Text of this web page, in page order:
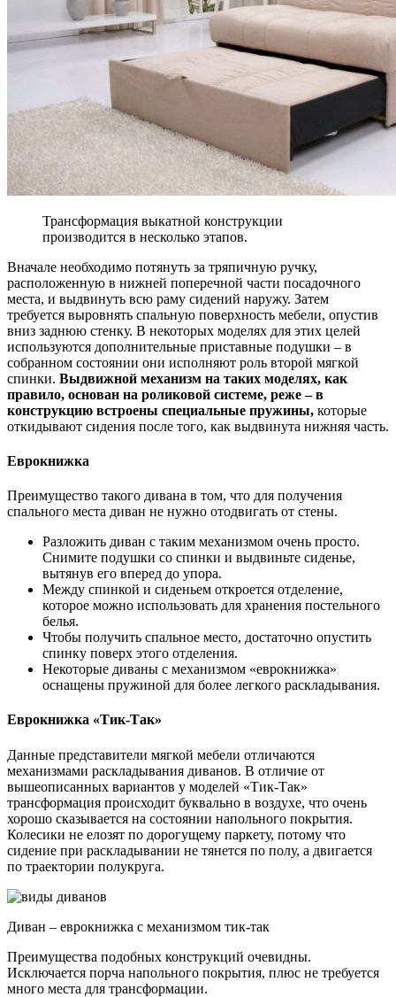
Трансформация выкатной конструкции
производится в несколько этапов.
Вначале необходимо потянуть за тряпичную ручку,
расположенную в нижней поперечной части посадочного
места, и выдвинуть всю раму сидений наружу. Затем
требуется выровнять спальную поверхность мебели, опустив
вниз заднюю стенку. В некоторых моделях для этих целей
используются дополнительные приставные подушки – в
собранном состоянии они исполняют роль второй мягкой
спинки. Выдвижной механизм на таких моделях, как
правило, основан на роликовой системе, реже – в
конструкцию встроены специальные пружины, которые
откидывают сидения после того, как выдвинута нижняя часть.
Еврокнижка
Преимущество такого дивана в том, что для получения
спального места диван не нужно отодвигать от стены.
Разложить диван с таким механизмом очень просто.
Снимите подушки со спинки и выдвиньте сиденье,
вытянув его вперед до упора.
Между спинкой и сиденьем откроется отделение,
которое можно использовать для хранения постельного
белья.
Чтобы получить спальное место, достаточно опустить
спинку поверх этого отделения.
Некоторые диваны с механизмом «еврокнижка»
оснащены пружиной для более легкого раскладывания.
Еврокнижка «Тик-Так»
Данные представители мягкой мебели отличаются
механизмами раскладывания диванов. В отличие от
вышеописанных вариантов у моделей «Тик-Так»
трансформация происходит буквально в воздухе, что очень
хорошо сказывается на состоянии напольного покрытия.
Колесики не елозят по дорогущему паркету, потому что
сидение при раскладывании не тянется по полу, а двигается
по траектории полукруга.
Диван – еврокнижка с механизмом тик-так
Преимущества подобных конструкций очевидны.
Исключается порча напольного покрытия, плюс не требуется
много места для трансформации.